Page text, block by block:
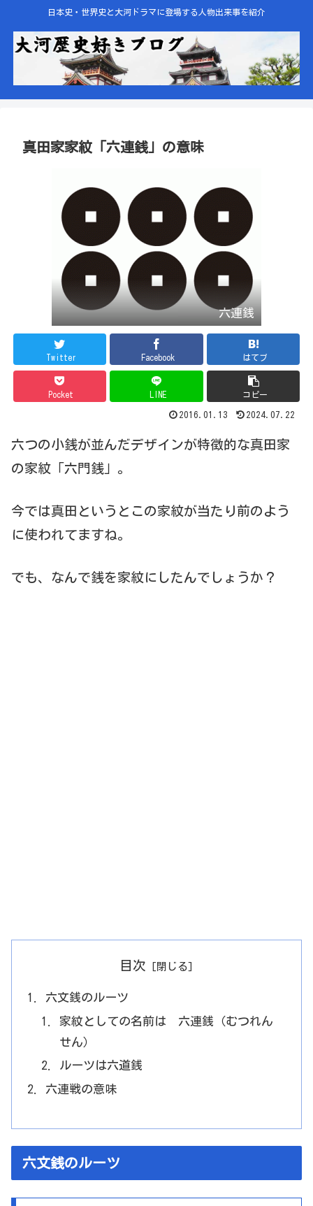
日本史・世界史と大河ドラマに登場する人物出来事を紹介
真田家家紋「六連銭」の意味
六連銭
Twitter Facebook はてブ
Pocket LINE コピー
2016.01.13 2024.07.22
六つの小銭が並んだデザインが特徴的な真田家
の家紋「六門銭」。
今では真田というとこの家紋が当たり前のよう
に使われてますね。
でも、なんで銭を家紋にしたんでしょうか？
目次
六文銭のルーツ
家紋としての名前は 六連銭（むつれん
せん）
ルーツは六道銭
六連戦の意味
六文銭のルーツ